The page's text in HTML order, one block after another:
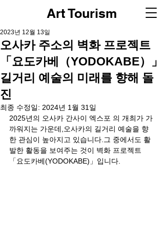
Art Tourism
오사카 주소의 벽화 프로젝트
「요도카베（YODOKABE）」
길거리 예술의 미래를 향해 돌
진
2023년 12월 13일
최종 수정일: 2024년 1월 31일
2025년의 오사카 간사이 엑스포 의 개최가 가
까워지는 가운데,오사카의 길거리 예술을 향
한 관심이 높아지고 있습니다.그 중에서도 활
발한 활동을 보여주는 것이 벽화 프로젝트
「요도카베(YODOKABE)」입니다.